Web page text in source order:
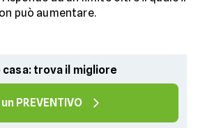
può aumentare.
casa: trova il migliore
PREVENTIVO